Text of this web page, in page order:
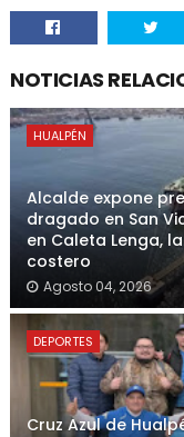
NOTICIAS
HUALPÉN
Alcalde expone
dragado en San
en Caleta Lenga,
costero
Agosto 04, 2026
DEPORTES
Cruz Azul de